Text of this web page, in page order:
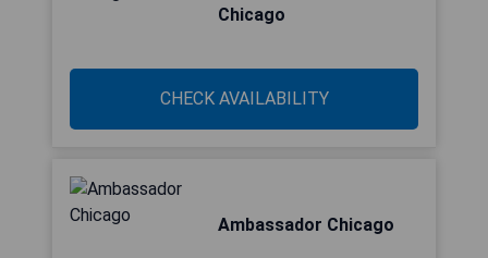
Chicago
CHECK AVAILABILITY
Ambassador Chicago